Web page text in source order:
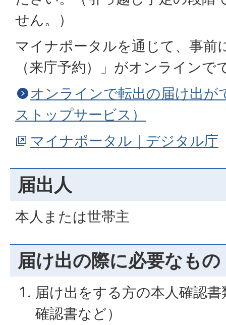
せん。）
マイナポータルを通じて、事前
（来庁予約）」がオンラインで
オンラインで転出の届け出が
ストップサービス）
マイナポータル｜デジタル庁
届出人
本人または世帯主
届け出の際に必要なもの
届け出をする方の本人確認
確認書など）